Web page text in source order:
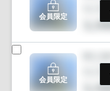
会員限定
会員限定